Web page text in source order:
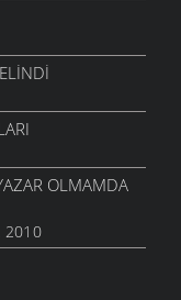
HES RAPORU
İSTEMIYORUZ
OLMAMDA
2010